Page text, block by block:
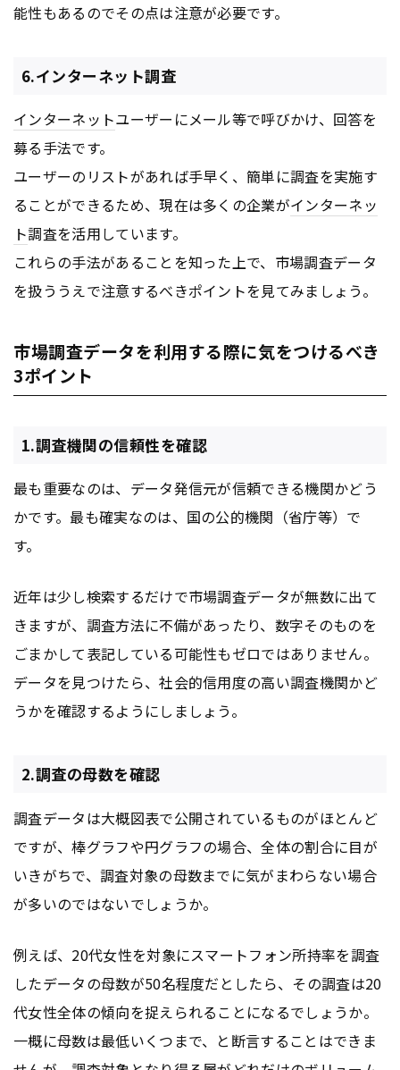
能性もあるのでその点は注意が必要です。
6.インターネット調査
インターネットユーザーにメール等で呼びかけ、回答を
募る手法です。
ユーザーのリストがあれば手早く、簡単に調査を実施す
ることができるため、現在は多くの企業がインターネッ
ト調査を活用しています。
これらの手法があることを知った上で、市場調査データ
を扱ううえで注意するべきポイントを見てみましょう。
市場調査データを利用する際に気をつけるべき
3ポイント
1.調査機関の信頼性を確認
最も重要なのは、データ発信元が信頼できる機関かどう
かです。最も確実なのは、国の公的機関（省庁等）で
す。
近年は少し検索するだけで市場調査データが無数に出て
きますが、調査方法に不備があったり、数字そのものを
ごまかして表記している可能性もゼロではありません。
データを見つけたら、社会的信用度の高い調査機関かど
うかを確認するようにしましょう。
2.調査の母数を確認
調査データは大概図表で公開されているものがほとんど
ですが、棒グラフや円グラフの場合、全体の割合に目が
いきがちで、調査対象の母数までに気がまわらない場合
が多いのではないでしょうか。
例えば、20代女性を対象にスマートフォン所持率を調査
したデータの母数が50名程度だとしたら、その調査は20
代女性全体の傾向を捉えられることになるでしょうか。
一概に母数は最低いくつまで、と断言することはできま